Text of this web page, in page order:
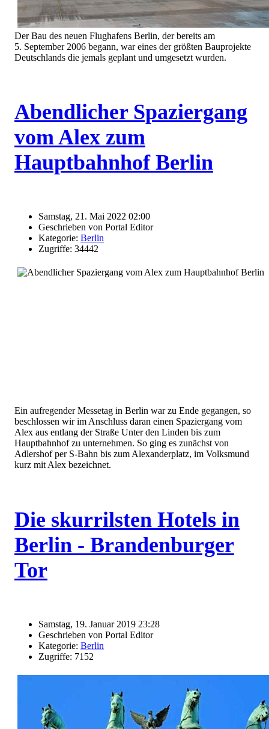
Der Bau des neuen Flughafens Berlin, der bereits am
5. September 2006 begann, war eines der größten Bauprojekte
Deutschlands die jemals geplant und umgesetzt wurden.
Abendlicher Spaziergang
vom Alex zum
Hauptbahnhof Berlin
Samstag, 21. Mai 2022 02:00
Geschrieben von Portal Editor
Kategorie: Berlin
Zugriffe: 34442
Ein aufregender Messetag in Berlin war zu Ende gegangen, so
beschlossen wir im Anschluss daran einen Spaziergang vom
Alex aus entlang der Straße Unter den Linden bis zum
Hauptbahnhof zu unternehmen. So ging es zunächst von
Adlershof per S-Bahn bis zum Alexanderplatz, im Volksmund
kurz mit Alex bezeichnet.
Die skurrilsten Hotels in
Berlin - Brandenburger
Tor
Samstag, 19. Januar 2019 23:28
Geschrieben von Portal Editor
Kategorie: Berlin
Zugriffe: 7152